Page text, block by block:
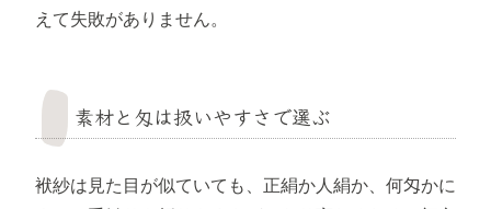
えて失敗がありません。
素材と匁は扱いやすさで選ぶ
袱紗は見た目が似ていても、正絹か人絹か、何匁かに